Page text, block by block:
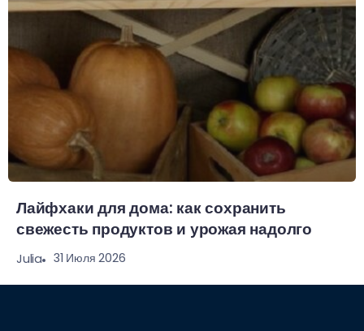
Лайфхаки для дома: как сохранить
свежесть продуктов и урожая надолго
Julia 31 Июля 2026